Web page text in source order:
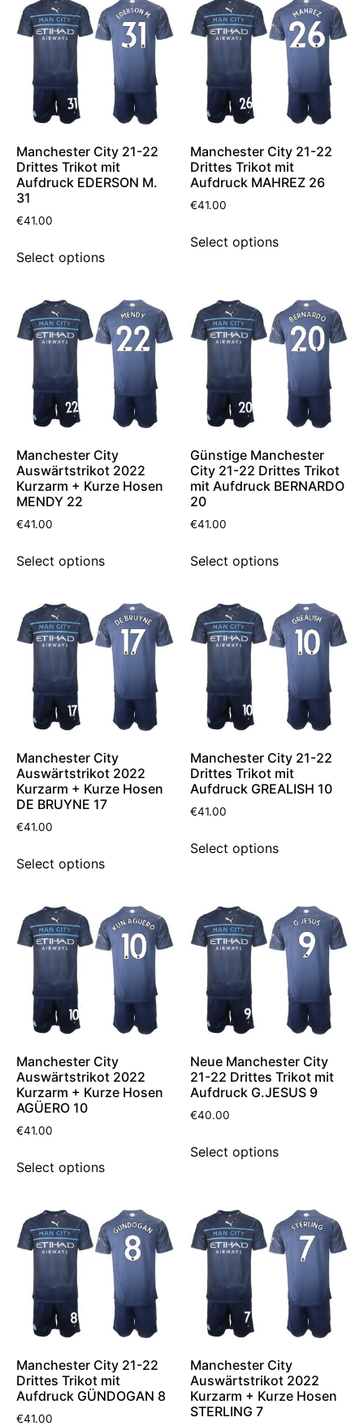
Manchester City 21-22
Drittes Trikot mit
Aufdruck EDERSON M.
31
€41.00
Select options
Manchester City 21-22
Drittes Trikot mit
Aufdruck MAHREZ 26
€41.00
Select options
Manchester City
Auswärtstrikot 2022
Kurzarm + Kurze Hosen
MENDY 22
€41.00
Select options
Günstige Manchester
City 21-22 Drittes Trikot
mit Aufdruck BERNARDO
20
€41.00
Select options
Manchester City
Auswärtstrikot 2022
Kurzarm + Kurze Hosen
DE BRUYNE 17
€41.00
Select options
Manchester City 21-22
Drittes Trikot mit
Aufdruck GREALISH 10
€41.00
Select options
Manchester City
Auswärtstrikot 2022
Kurzarm + Kurze Hosen
AGÜERO 10
€41.00
Select options
Neue Manchester City
21-22 Drittes Trikot mit
Aufdruck G.JESUS 9
€40.00
Select options
Manchester City 21-22
Drittes Trikot mit
Aufdruck GÜNDOGAN 8
€41.00
Manchester City
Auswärtstrikot 2022
Kurzarm + Kurze Hosen
STERLING 7